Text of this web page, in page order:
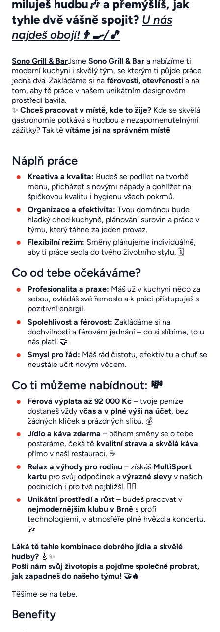
miluješ hudbu🎶 a přemýšlíš, jak
tyhle dvě vášně spojit? U nás
najdeš obojí!👨‍🍳/🎵
Sono Grill & BarJsme Sono Grill & Bar a nabízíme ti
moderní kuchyni i skvělý tým, se kterým ti půjde práce
jedna dva. Zakládáme si na férovosti, otevřenosti a na
tom, aby tě práce v našem unikátním designovém
prostředí bavila.
✨ Chceš pracovat v místě, kde to žije? Kde se skvělá
gastronomie potkává s hudbou a nezapomenutelnými
zážitky? Tak tě vítáme jsi na správném místě
Náplň práce
Kreativa a kvalita: Budeš se podílet na tvorbě
menu, přicházet s novými nápady a dohlížet na
špičkovou kvalitu i hygienu všech pokrmů.
Organizace a efektivita: Tvou doménou bude
hladký chod kuchyně, plánování surovin a práce v
týmu, který táhne za jeden provaz.
Flexibilní režim: Směny plánujeme individuálně,
aby ti práce sedla do tvého životního stylu. 🗓️
Co od tebe očekáváme?
Profesionalita a praxe: Máš už v kuchyni něco za
sebou, ovládáš své řemeslo a k práci přistupuješ s
pozitivní energií.
Spolehlivost a férovost: Zakládáme si na
dochvilnosti a férovém jednání – co si slíbíme, to u
nás platí. 🤝
Smysl pro řád: Máš rád čistotu, efektivitu a chuť se
neustále učit novým věcem.
Co ti můžeme nabídnout: 💸
Férová výplata až 92 000 Kč – tvoje peníze
dostaneš vždy včas a v plné výši na účet, bez
žádných kliček a prázdných slibů. 💰
Jídlo a káva zdarma – během směny se o tebe
postaráme, čeká tě kvalitní strava a skvělá káva
přímo v naší restauraci. ☕
Relax a výhody pro rodinu – získáš MultiSport
kartu pro svůj odpočinek a výrazné slevy v našich
podnicích i pro tvé nejbližší. 🏋️‍♂️
Unikátní prostředí a růst – budeš pracovat v
nejmodernějším klubu v Brně s profi
technologiemi, v atmosféře plné hvězd a koncertů.
🎶
Láká tě tahle kombinace dobrého jídla a skvělé
hudby? 🎸✨
Pošli nám svůj životopis a pojďme společně probrat,
jak zapadneš do našeho týmu! 🤝🔥
Těšíme se na tebe.
Benefity